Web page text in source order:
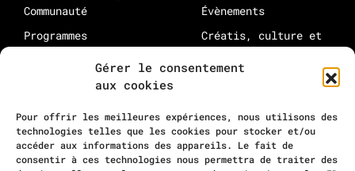
Gérer le consentement
aux cookies
Pour offrir les meilleures expériences, nous utilisons des
technologies telles que les cookies pour stocker et/ou
accéder aux informations des appareils. Le fait de
consentir à ces technologies nous permettra de traiter des
Communauté
Programmes
Évènements
Créatis, culture et
médias : à propos
Rejoindre la
10-12 rue Maurice Grimaud
75018 Paris
contact@residencecreatis.fr